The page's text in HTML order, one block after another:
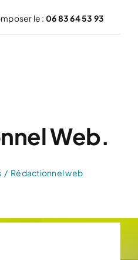
le : 06 83 64 53 93
Web.
Rédactionnel web